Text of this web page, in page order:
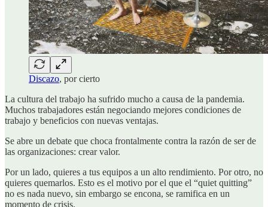
Discazo, por cierto
La cultura del trabajo ha sufrido mucho a causa de la pandemia.
Muchos trabajadores están negociando mejores condiciones de
trabajo y beneficios con nuevas ventajas.
Se abre un debate que choca frontalmente contra la razón de ser de
las organizaciones: crear valor.
Por un lado, quieres a tus equipos a un alto rendimiento. Por otro, no
quieres quemarlos. Esto es el motivo por el que el “quiet quitting”
no es nada nuevo, sin embargo se encona, se ramifica en un
momento de crisis.